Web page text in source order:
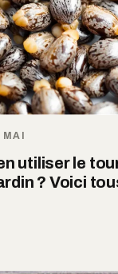
MAI
utiliser le
? Voici